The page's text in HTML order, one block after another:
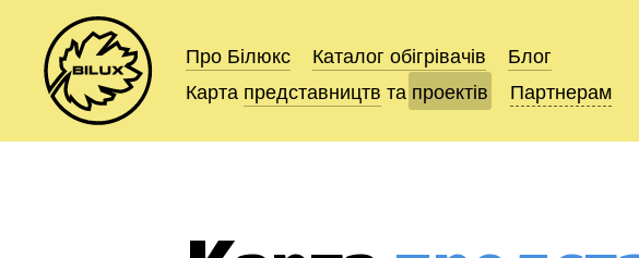
Про Білюкс Каталог обігрівачів
Блог
Карта представництв та проектів Партнерам
Про Білюкс Каталог обігрівачів
Блог
Карта представництв та проектів Партнерам